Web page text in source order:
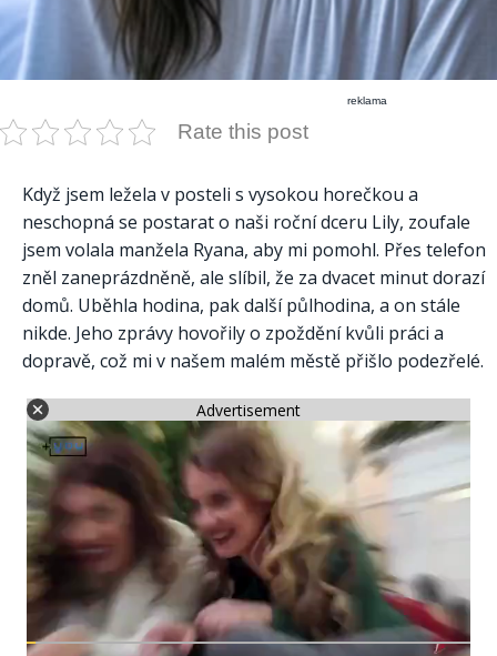
reklama
Rate this post
Když jsem ležela v posteli s vysokou horečkou a
neschopná se postarat o naši roční dceru Lily, zoufale
jsem volala manžela Ryana, aby mi pomohl. Přes telefon
zněl zaneprázdněně, ale slíbil, že za dvacet minut dorazí
domů. Uběhla hodina, pak další půlhodina, a on stále
nikde. Jeho zprávy hovořily o zpoždění kvůli práci a
dopravě, což mi v našem malém městě přišlo podezřelé.​
Advertisement